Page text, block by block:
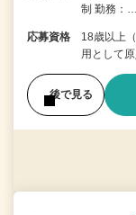
制 勤務：…
応募資格
18歳以上
用として
後で見る